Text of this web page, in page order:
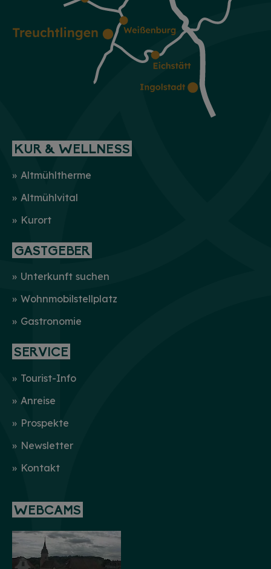
KUR & WELLNESS
Altmühltherme
Altmühlvital
Kurort
GASTGEBER
Unterkunft suchen
Wohnmobilstellplatz
Gastronomie
SERVICE
Tourist-Info
Anreise
Prospekte
Newsletter
Kontakt
WEBCAMS